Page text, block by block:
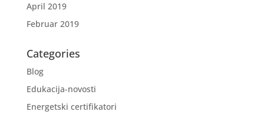
April 2019
Februar 2019
Categories
Blog
Edukacija-novosti
Energetski certifikatori